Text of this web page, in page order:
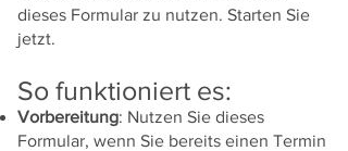
dieses Formular zu nutzen. Starten Sie
jetzt.
So funktioniert es:
Vorbereitung: Nutzen Sie dieses
Formular, wenn Sie bereits einen Termin